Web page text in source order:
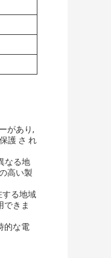
があり,
護 さ れ
なる地
高い製
する地域
できま
的な電